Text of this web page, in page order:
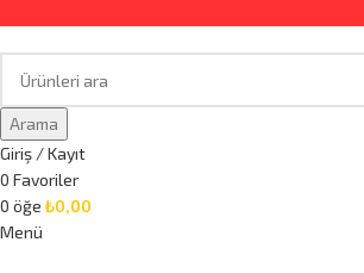
Arama
Giriş / Kayıt
0 Favoriler
0 öğe ₺0,00
Menü